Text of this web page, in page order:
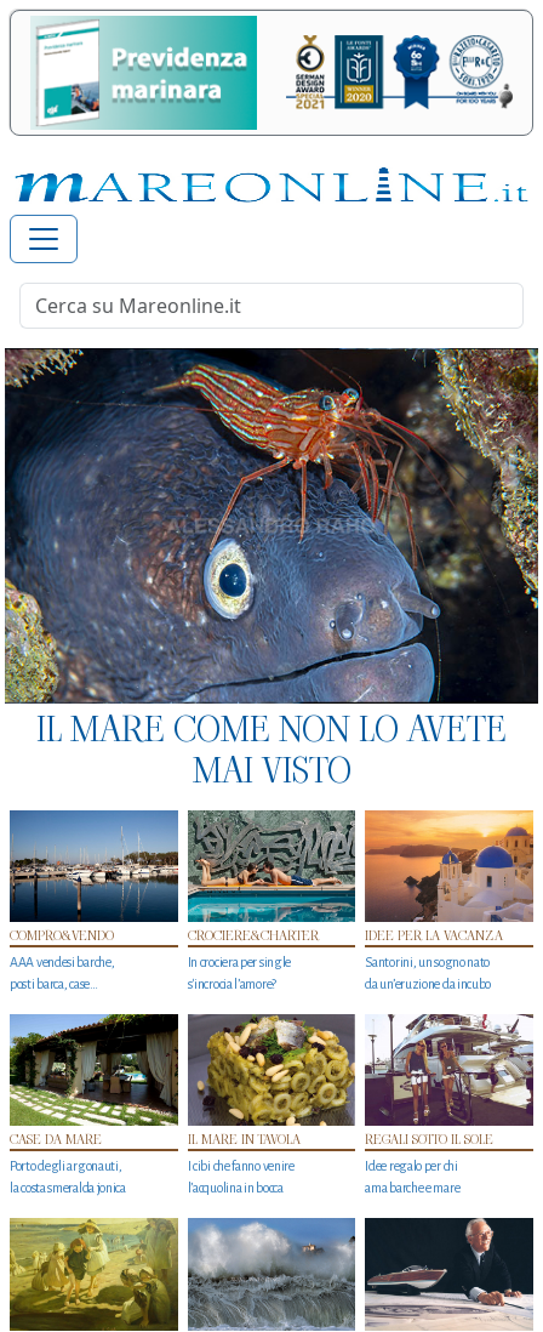
IL MARE COME NON LO AVETE
MAI VISTO
COMPRO&VENDO
AAA vendesi barche,
posti barca, case…
CROCIERE&CHARTER
In crociera per single
s'incrocia l’amore?
IDEE PER LA VACANZA
Santorini, un sogno nato
da un’eruzione da incubo
CASE DA MARE
Porto degli argonauti,
la costa smeralda jonica
IL MARE IN TAVOLA
I cibi che fanno venire
l’acquolina in bocca
REGALI SOTTO IL SOLE
Idee regalo per chi
ama barche e mare